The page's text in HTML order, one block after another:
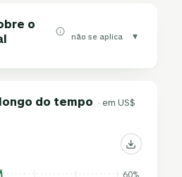
o
não se aplica ▾
do tempo · em US$
60%